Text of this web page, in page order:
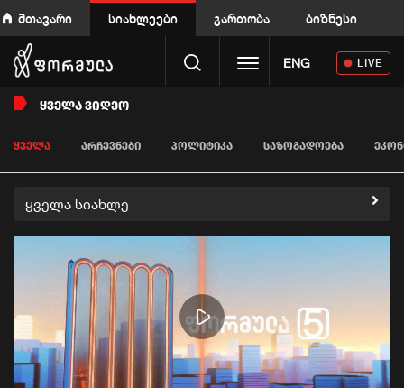
მთავარი სიახლეები გართობა ბიზნესი
Toggle navigation
ENG LIVE
ᲧᲕᲔᲚᲐ ᲕᲘᲓᲔᲝ
ᲧᲕᲔᲚᲐ ᲐᲠᲩᲔᲕᲜᲔᲑᲘ ᲞᲝᲚᲘᲢᲘᲙᲐ ᲡᲐᲖᲝᲒᲐᲓᲝᲔᲑᲐ
ყველა სიახლე